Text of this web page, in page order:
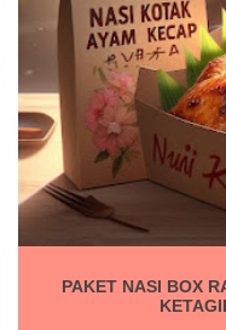
PAKET NASI BOX